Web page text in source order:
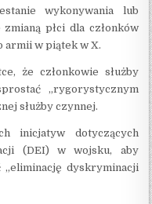
wykonywania lub
płci dla członków
armii w piątek w X.
że członkowie służby
„rygorystycznym
służby czynnej.
inicjatyw dotyczących
(DEI) w wojsku, aby
„eliminację dyskryminacji